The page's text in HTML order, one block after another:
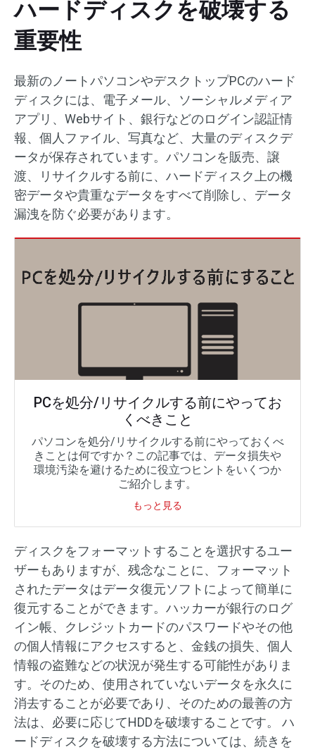
ハードディスクを破壊する
重要性
最新のノートパソコンやデスクトップPCのハード
ディスクには、電子メール、ソーシャルメディア
アプリ、Webサイト、銀行などのログイン認証情
報、個人ファイル、写真など、大量のディスクデ
ータが保存されています。パソコンを販売、譲
渡、リサイクルする前に、ハードディスク上の機
密データや貴重なデータをすべて削除し、データ
漏洩を防ぐ必要があります。
PCを処分/リサイクルする前にやってお
くべきこと
パソコンを処分/リサイクルする前にやっておくべ
きことは何ですか？この記事では、データ損失や
環境汚染を避けるために役立つヒントをいくつか
ご紹介します。
もっと見る
ディスクをフォーマットすることを選択するユー
ザーもありますが、残念なことに、フォーマット
されたデータはデータ復元ソフトによって簡単に
復元することができます。ハッカーが銀行のログ
イン帳、クレジットカードのパスワードやその他
の個人情報にアクセスすると、金銭の損失、個人
情報の盗難などの状況が発生する可能性がありま
す。そのため、使用されていないデータを永久に
消去することが必要であり、そのための最善の方
法は、必要に応じてHDDを破壊することです。 ハ
ードディスクを破壊する方法については、続きを